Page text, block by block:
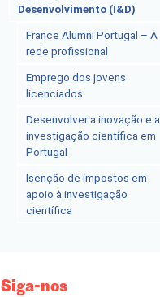
Desenvolvimento (I&D)
France Alumni Portugal – A
rede profissional
Emprego dos jovens
licenciados
Desenvolver a inovação e a
investigação científica em
Portugal
Isenção de impostos em
apoio à investigação
científica
Siga-nos